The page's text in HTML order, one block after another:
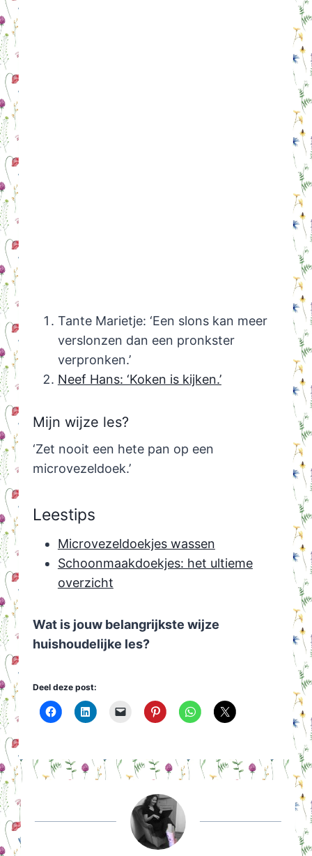
Tante Marietje: ‘Een slons kan meer
verslonzen dan een pronkster
verpronken.’
Neef Hans: ‘Koken is kijken.’
Mijn wijze les?
‘Zet nooit een hete pan op een
microvezeldoek.’
Leestips
Microvezeldoekjes wassen
Schoonmaakdoekjes: het ultieme
overzicht
Wat is jouw belangrijkste wijze
huishoudelijke les?
Deel deze post: